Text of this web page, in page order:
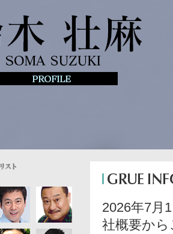
2026年7月
社概要か